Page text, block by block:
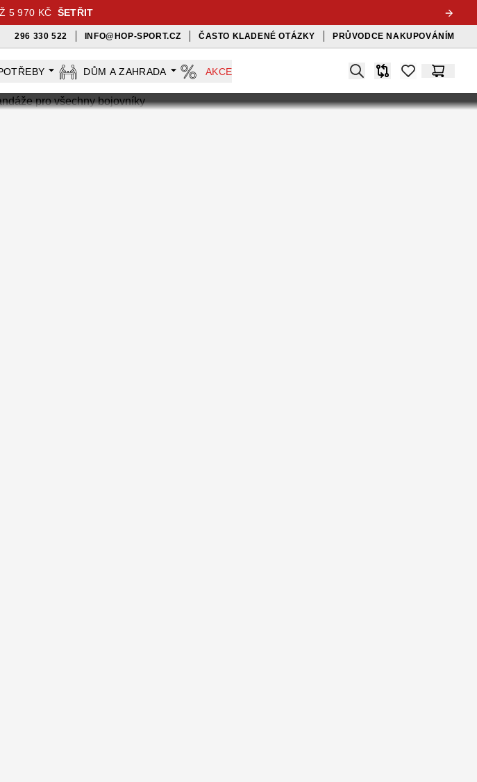
5 970 KČ ŠETŘIT
296 330 522 INFO@HOP-SPORT.CZ ČASTO KLADENÉ OTÁZKY PRŮVODCE NAKUPOVÁNÍM
DŮM A ZAHRADA AKCE Search
Srovnávačitems inKošík